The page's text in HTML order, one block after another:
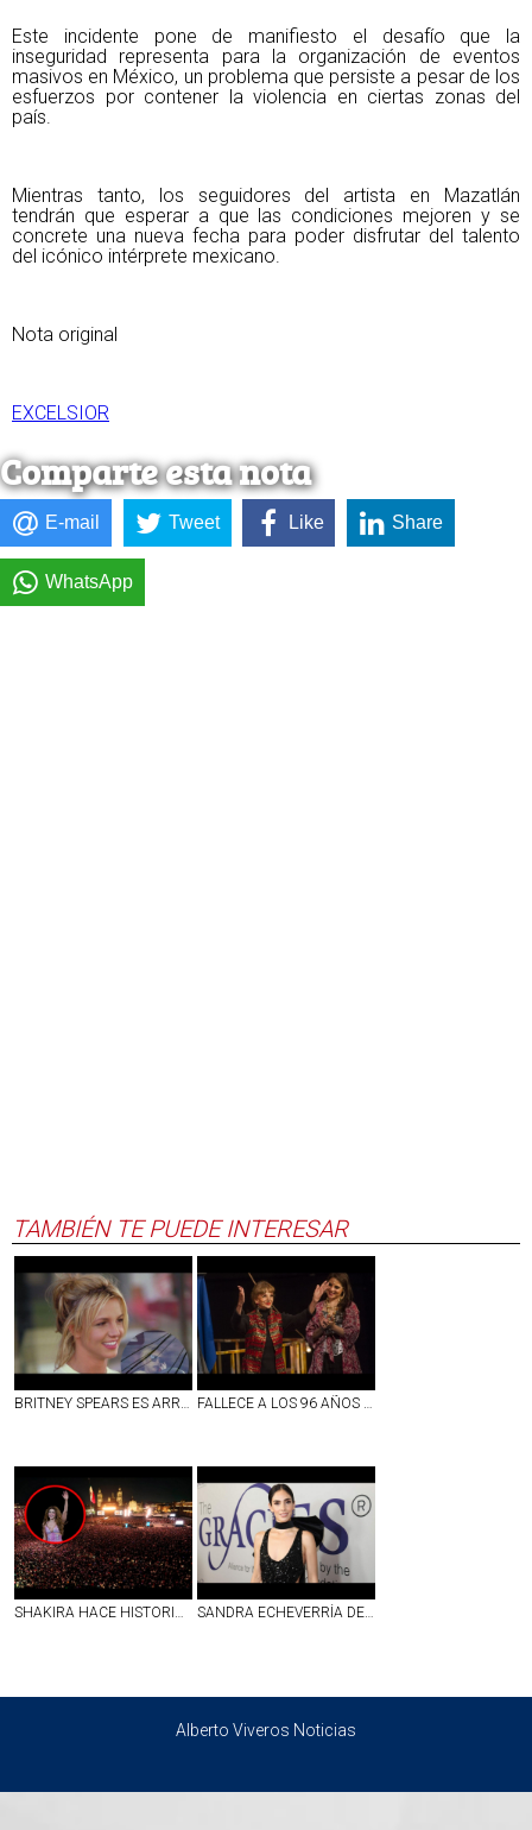
Este incidente pone de manifiesto el desafío que la
inseguridad representa para la organización de eventos
masivos en México, un problema que persiste a pesar de los
esfuerzos por contener la violencia en ciertas zonas del
país.
Mientras tanto, los seguidores del artista en Mazatlán
tendrán que esperar a que las condiciones mejoren y se
concrete una nueva fecha para poder disfrutar del talento
del icónico intérprete mexicano.
Nota original
EXCELSIOR
Comparte esta nota
E-mail Tweet Like Share
WhatsApp
TAMBIÉN TE PUEDE INTERESAR
BRITNEY SPEARS ES ARRESTADA POR CONDUCIR EBRIA EN CALIFORNIA; ESTO SE SABE FALLECE A LOS 96 AÑOS ANA LUISA PELUFFO, ACTRIZ DE LA ÉPOCA DE ORO DEL CINE MEXICANO
SHAKIRA HACE HISTORIA EN EL ZÓCALO CON MÁS DE 400 MIL ASISTENTES EN UNA NOCHE INOLVIDABLE SANDRA ECHEVERRÍA DENUNCIA SER VÍCTIMA DE PRESUNTO FRAUDE MILLONARIO
Alberto Viveros Noticias